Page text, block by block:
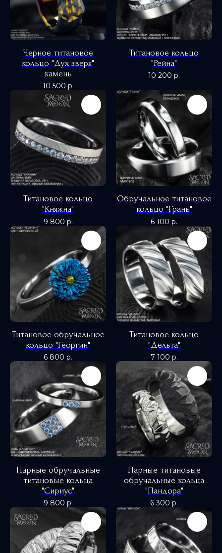
Черное титановое
кольцо "Дух зверя"
камень
10 500 р.
Титановое кольцо
"Рейна"
10 200 р.
Титановое кольцо
"Княжна"
9 800 р.
Обручальное титановое
кольцо "Грань"
6 100 р.
Титановое обручальное
кольцо "Георгин"
6 800 р.
Титановое кольцо
"Дельта"
7 100 р.
Парные обручальные
титановые кольца
"Сириус"
9 800 р.
Парные титановые
обручальные кольца
"Пандора"
6 300 р.